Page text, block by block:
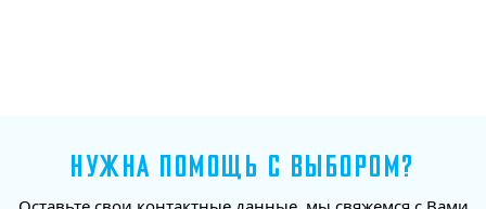
НУЖНА ПОМОЩЬ С ВЫБОРОМ?